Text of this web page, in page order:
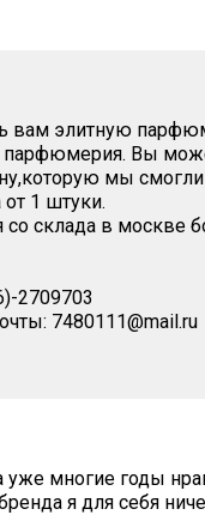
вам элитную
парфюмерия. Вы
мы смогли
1 штуки.
склада в москве
2709703
7480111@mail.ru
многие годы
я для себя